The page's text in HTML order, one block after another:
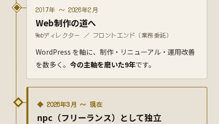
2017年 〜 2026年2月
Web制作の道へ
Webディレクター ／ フロントエンド（業務委託）
WordPress を軸に、制作・リニューアル・運用改善
を数多く。 今の主軸を磨いた9年です。
◆ 2026年3月 〜 現在
npc（フリーランス）として独立